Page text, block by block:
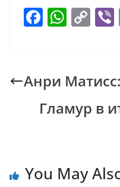
F
b
o
o
W
s
A
p
C
y
Li
n
Анри
Гламур в
You May